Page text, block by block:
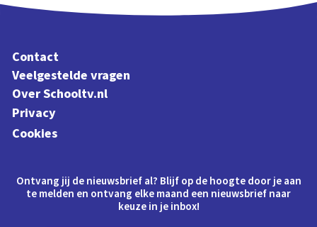
Contact
Veelgestelde vragen
Over Schooltv.nl
Privacy
Cookies
Ontvang jij de nieuwsbrief al? Blijf op de hoogte door je aan
te melden en ontvang elke maand een nieuwsbrief naar
keuze in je inbox!